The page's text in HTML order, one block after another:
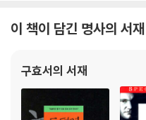
한다. 「소설의 종말에 대하여 말
기우에 지나지 않을 따름이다.
의 <백년 동안의 고독>을 꽂아
인가?」그렇다면 마르케스는 바
시 살려낸 언어의 마술사라고 할
이 책이 담긴 명사의 서재
구효서의 서재